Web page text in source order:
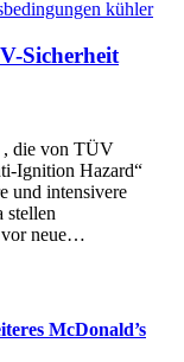
Sicherheit
, die von TÜV
Ignition Hazard“
und intensivere
stellen
vor neue…
McDonald’s